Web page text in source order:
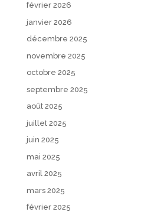
février 2026
janvier 2026
décembre 2025
novembre 2025
octobre 2025
septembre 2025
août 2025
juillet 2025
juin 2025
mai 2025
avril 2025
mars 2025
février 2025